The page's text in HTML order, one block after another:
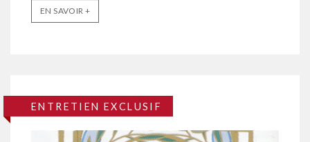
EN SAVOIR +
ENTRETIEN EXCLUSIF